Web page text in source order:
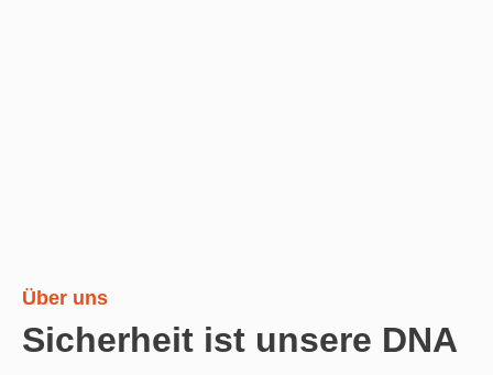
Über uns
Sicherheit ist unsere DNA